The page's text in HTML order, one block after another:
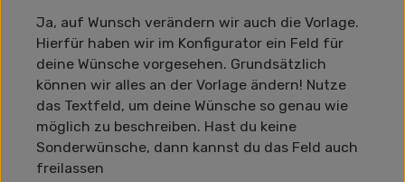
Ja, auf Wunsch verändern wir auch die Vorlage.
Hierfür haben wir im Konfigurator ein Feld für
deine Wünsche vorgesehen. Grundsätzlich
können wir alles an der Vorlage ändern! Nutze
das Textfeld, um deine Wünsche so genau wie
möglich zu beschreiben. Hast du keine
Sonderwünsche, dann kannst du das Feld auch
freilassen